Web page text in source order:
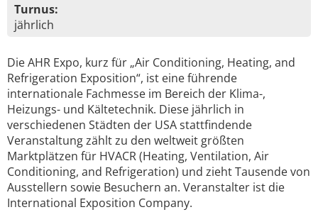
Turnus:
jährlich
Die AHR Expo, kurz für „Air Conditioning, Heating, and
Refrigeration Exposition“, ist eine führende
internationale Fachmesse im Bereich der Klima-,
Heizungs- und Kältetechnik. Diese jährlich in
verschiedenen Städten der USA stattfindende
Veranstaltung zählt zu den weltweit größten
Marktplätzen für HVACR (Heating, Ventilation, Air
Conditioning, and Refrigeration) und zieht Tausende von
Ausstellern sowie Besuchern an. Veranstalter ist die
International Exposition Company.